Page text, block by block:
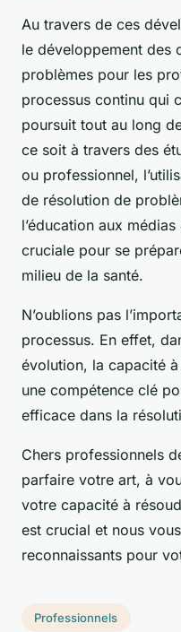
Au travers de ces
le développement des
problèmes pour les
processus continu qui
poursuit tout au long
ce soit à travers des
ou professionnel,
de résolution de
l’éducation aux
cruciale pour se
milieu de la santé.
N’oublions pas
processus. En effet,
évolution, la capacité
une compétence clé
efficace dans la
Chers professionnels
parfaire votre art, à
votre capacité à
est crucial et nous
reconnaissants pour
Professionnels